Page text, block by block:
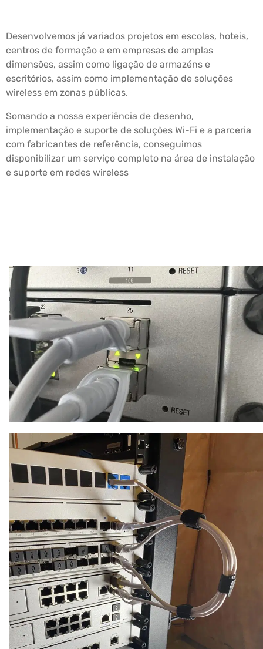
Desenvolvemos já variados projetos em escolas, hoteis,
centros de formação e em empresas de amplas
dimensões, assim como ligação de armazéns e
escritórios, assim como implementação de soluções
wireless em zonas públicas.
Somando a nossa experiência de desenho,
implementação e suporte de soluções Wi-Fi e a parceria
com fabricantes de referência, conseguimos
disponibilizar um serviço completo na área de instalação
e suporte em redes wireless